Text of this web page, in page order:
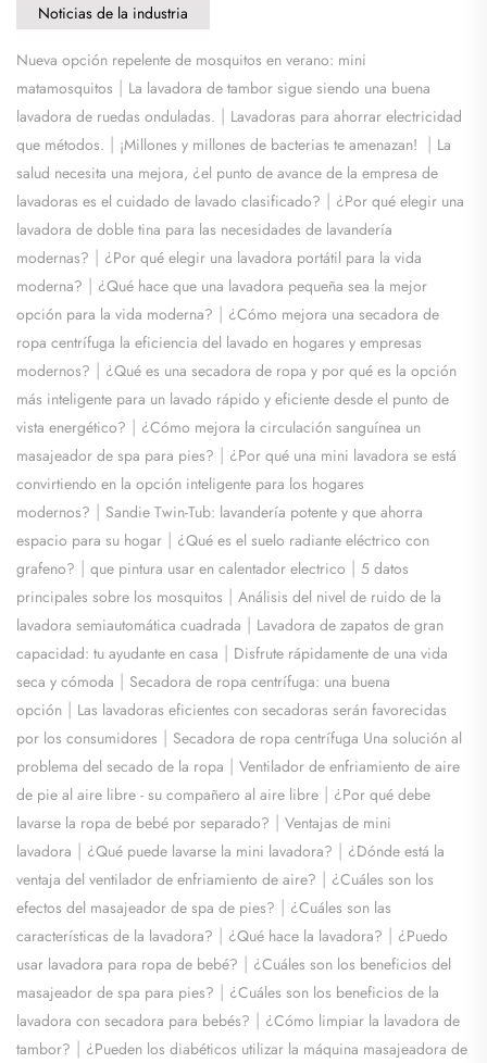
Noticias de la industria
Nueva opción repelente de mosquitos en verano: mini
matamosquitos | La lavadora de tambor sigue siendo una buena
lavadora de ruedas onduladas. | Lavadoras para ahorrar electricidad
que métodos. | ¡Millones y millones de bacterias te amenazan! | La
salud necesita una mejora, ¿el punto de avance de la empresa de
lavadoras es el cuidado de lavado clasificado? | ¿Por qué elegir una
lavadora de doble tina para las necesidades de lavandería
modernas? | ¿Por qué elegir una lavadora portátil para la vida
moderna? | ¿Qué hace que una lavadora pequeña sea la mejor
opción para la vida moderna? | ¿Cómo mejora una secadora de
ropa centrífuga la eficiencia del lavado en hogares y empresas
modernos? | ¿Qué es una secadora de ropa y por qué es la opción
más inteligente para un lavado rápido y eficiente desde el punto de
vista energético? | ¿Cómo mejora la circulación sanguínea un
masajeador de spa para pies? | ¿Por qué una mini lavadora se está
convirtiendo en la opción inteligente para los hogares
modernos? | Sandie Twin-Tub: lavandería potente y que ahorra
espacio para su hogar | ¿Qué es el suelo radiante eléctrico con
grafeno? | que pintura usar en calentador electrico | 5 datos
principales sobre los mosquitos | Análisis del nivel de ruido de la
lavadora semiautomática cuadrada | Lavadora de zapatos de gran
capacidad: tu ayudante en casa | Disfrute rápidamente de una vida
seca y cómoda | Secadora de ropa centrífuga: una buena
opción | Las lavadoras eficientes con secadoras serán favorecidas
por los consumidores | Secadora de ropa centrífuga Una solución al
problema del secado de la ropa | Ventilador de enfriamiento de aire
de pie al aire libre - su compañero al aire libre | ¿Por qué debe
lavarse la ropa de bebé por separado? | Ventajas de mini
lavadora | ¿Qué puede lavarse la mini lavadora? | ¿Dónde está la
ventaja del ventilador de enfriamiento de aire? | ¿Cuáles son los
efectos del masajeador de spa de pies? | ¿Cuáles son las
características de la lavadora? | ¿Qué hace la lavadora? | ¿Puedo
usar lavadora para ropa de bebé? | ¿Cuáles son los beneficios del
masajeador de spa para pies? | ¿Cuáles son los beneficios de la
lavadora con secadora para bebés? | ¿Cómo limpiar la lavadora de
tambor? | ¿Pueden los diabéticos utilizar la máquina masajeadora de